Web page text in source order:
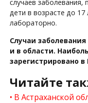
случаев заболевания,
дети в возрасте до
лабораторно.
Случаи
и в области.
зарегистрировано
Читайте
В Астраханской